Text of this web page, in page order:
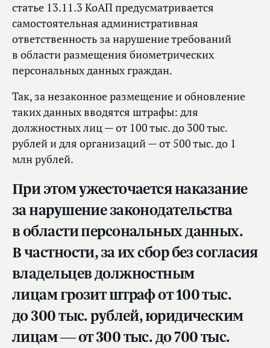
статье 13.11.3 КоАП предусматривается
самостоятельная административная
ответственность за нарушение требований
в области размещения биометрических
персональных данных граждан.
Так, за незаконное размещение и обновление
таких данных вводятся штрафы: для
должностных лиц — от 100 тыс. до 300 тыс.
рублей и для организаций — от 500 тыс. до 1
млн рублей.
При этом ужесточается наказание
за нарушение законодательства
в области персональных данных.
В частности, за их сбор без согласия
владельцев должностным
лицам грозит штраф от 100 тыс.
до 300 тыс. рублей, юридическим
лицам — от 300 тыс. до 700 тыс.